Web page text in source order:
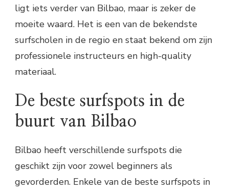
ligt iets verder van Bilbao, maar is zeker de
moeite waard. Het is een van de bekendste
surfscholen in de regio en staat bekend om zijn
professionele instructeurs en high-quality
materiaal.
De beste surfspots in de
buurt van Bilbao
Bilbao heeft verschillende surfspots die
geschikt zijn voor zowel beginners als
gevorderden. Enkele van de beste surfspots in